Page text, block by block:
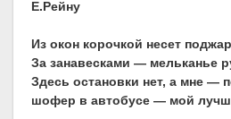
Е.Рейну
Из окон корочкой несет
За занавесками — мельканье
Здесь остановки нет, а мне —
шофер в автобусе — мой